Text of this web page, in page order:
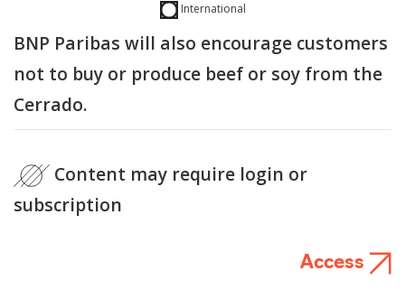
International
BNP Paribas will also encourage customers
not to buy or produce beef or soy from the
Cerrado.
Content may require login or
subscription
Access